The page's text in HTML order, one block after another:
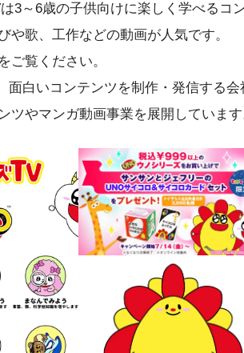
3～6歳の子供向けに楽しく学べるコ
や歌、工作などの動画が人気です。
ご覧ください。
面白いコンテンツを制作・発信する
ツやマンガ動画事業を展開しています